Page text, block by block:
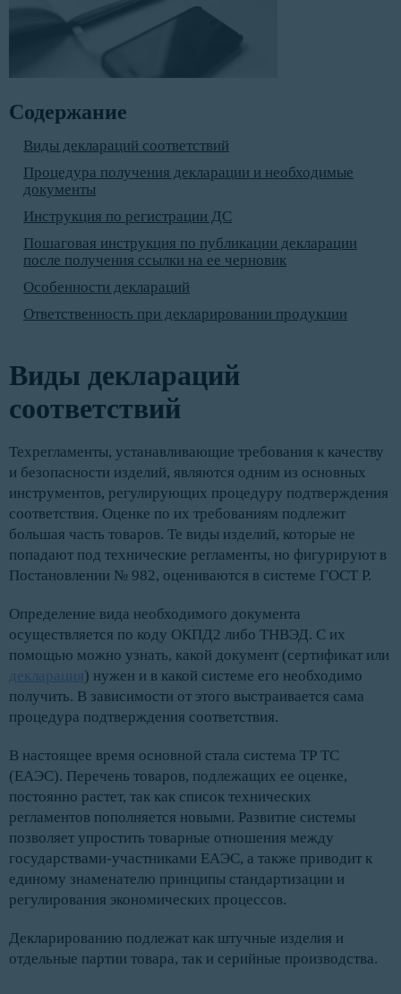
Содержание
Виды деклараций соответствий
Процедура получения декларации и необходимые
документы
Инструкция по регистрации ДС
Пошаговая инструкция по публикации декларации
после получения ссылки на ее черновик
Особенности деклараций
Ответственность при декларировании продукции
Виды деклараций
соответствий
Техрегламенты, устанавливающие требования к качеству
и безопасности изделий, являются одним из основных
инструментов, регулирующих процедуру подтверждения
соответствия. Оценке по их требованиям подлежит
большая часть товаров. Те виды изделий, которые не
попадают под технические регламенты, но фигурируют в
Постановлении № 982, оцениваются в системе ГОСТ Р.
Определение вида необходимого документа
осуществляется по коду ОКПД2 либо ТНВЭД. С их
помощью можно узнать, какой документ (сертификат или
декларация) нужен и в какой системе его необходимо
получить. В зависимости от этого выстраивается сама
процедура подтверждения соответствия.
В настоящее время основной стала система ТР ТС
(ЕАЭС). Перечень товаров, подлежащих ее оценке,
постоянно растет, так как список технических
регламентов пополняется новыми. Развитие системы
позволяет упростить товарные отношения между
государствами-участниками ЕАЭС, а также приводит к
единому знаменателю принципы стандартизации и
регулирования экономических процессов.
Декларированию подлежат как штучные изделия и
отдельные партии товара, так и серийные производства.